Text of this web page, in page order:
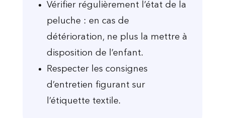
Vérifier régulièrement l’état de la
peluche : en cas de
détérioration, ne plus la mettre à
disposition de l’enfant.
Respecter les consignes
d’entretien figurant sur
l’étiquette textile.